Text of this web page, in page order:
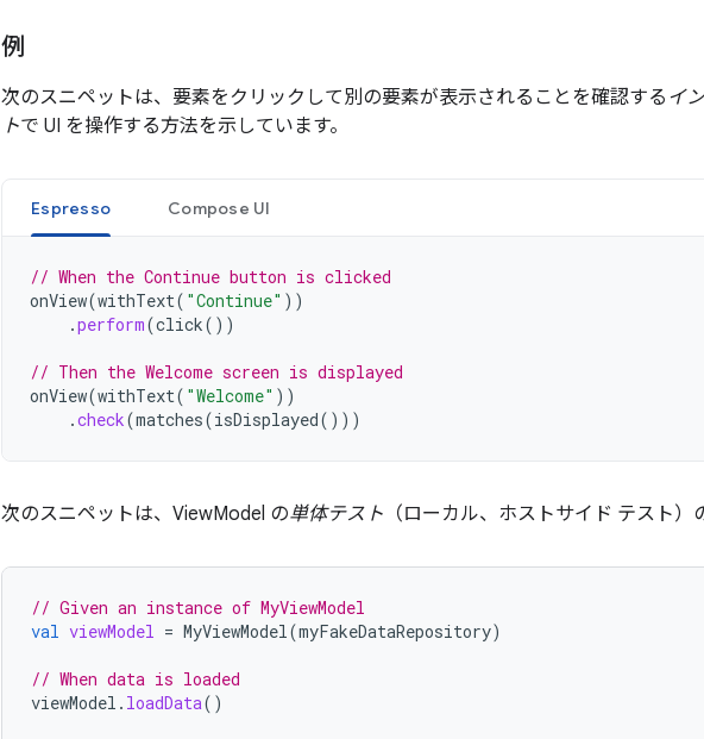
例
次のスニペットは、要素をクリックして別の要素が表示されることを確認する イ
トで UI を操作する方法を示しています。
Espresso Compose UI
// When the Continue button is clicked
onView(withText( "Continue" ))
.perform(click())
// Then the Welcome screen is displayed
onView(withText( "Welcome" ))
.check(matches(isDisplayed()))
次のスニペットは、ViewModel の単体テスト （ローカル、ホストサイド テスト）
// Given an instance of MyViewModel
val viewModel = MyViewModel(myFakeDataRepository)
// When data is loaded
viewModel . loadData()